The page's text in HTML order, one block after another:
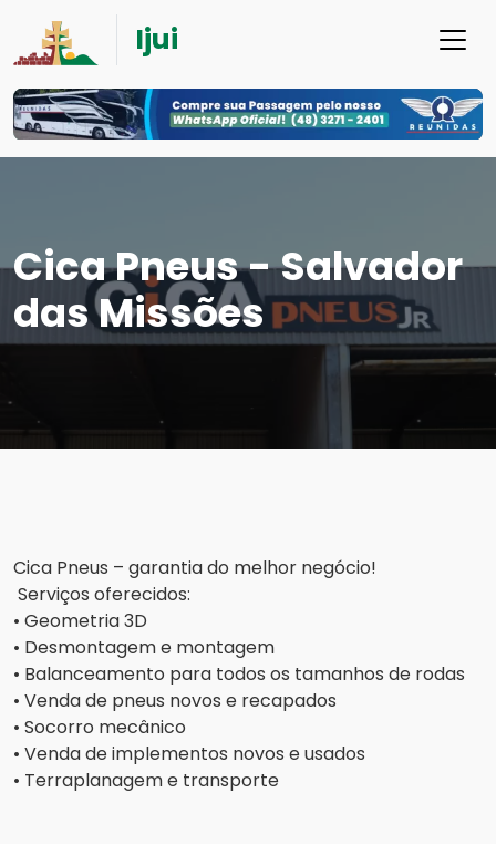
Ijui
Cica Pneus - Salvador
das Missões
Cica Pneus – garantia do melhor negócio!
Serviços oferecidos:
• Geometria 3D
• Desmontagem e montagem
• Balanceamento para todos os tamanhos de rodas
• Venda de pneus novos e recapados
• Socorro mecânico
• Venda de implementos novos e usados
• Terraplanagem e transporte